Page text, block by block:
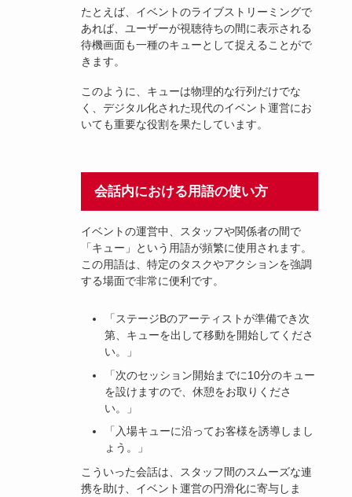
たとえば、イベントのライブストリーミングで
あれば、ユーザーが視聴待ちの間に表示される
待機画面も一種のキューとして捉えることがで
きます。
このように、キューは物理的な行列だけでな
く、デジタル化された現代のイベント運営にお
いても重要な役割を果たしています。
会話内における用語の使い方
イベントの運営中、スタッフや関係者の間で
「キュー」という用語が頻繁に使用されます。
この用語は、特定のタスクやアクションを強調
する場面で非常に便利です。
「ステージBのアーティストが準備でき次
第、キューを出して移動を開始してくださ
い。」
「次のセッション開始までに10分のキュー
を設けますので、休憩をお取りくださ
い。」
「入場キューに沿ってお客様を誘導しまし
ょう。」
こういった会話は、スタッフ間のスムーズな連
携を助け、イベント運営の円滑化に寄与しま